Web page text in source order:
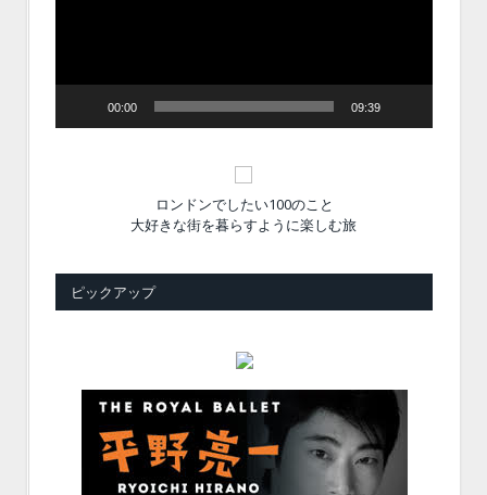
00:00 09:39
ロンドンでしたい100のこと
大好きな街を暮らすように楽しむ旅
ピックアップ